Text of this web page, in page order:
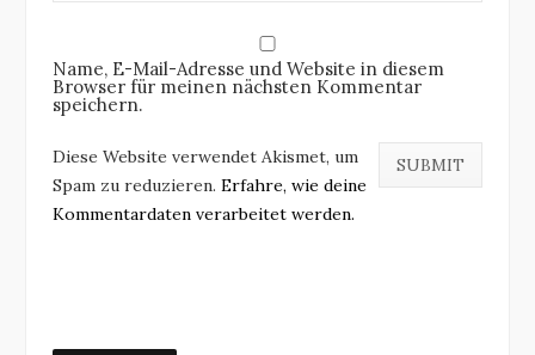
Name, E-Mail-Adresse und Website in diesem
Browser für meinen nächsten Kommentar
speichern.
Diese Website verwendet Akismet, um
Spam zu reduzieren. Erfahre, wie deine
Kommentardaten verarbeitet werden.